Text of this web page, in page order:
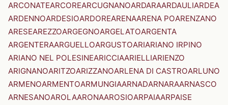
ARCONATEARCOREARCUGNANOARDARAARDAULIARDEA
ARDENNOARDESIOARDOREARENAARENA POARENZANO
ARESEAREZZOARGEGNOARGELATOARGENTA
ARGENTERAARGUELLOARGUSTOARIARIANO IRPINO
ARIANO NEL POLESINEARICCIAARIELLIARIENZO
ARIGNANOARITZOARIZZANOARLENA DI CASTROARLUNO
ARMENOARMENTOARMUNGIAARNADARNARAARNASCO
ARNESANOAROLAARONAAROSIOARPAIAARPAISE